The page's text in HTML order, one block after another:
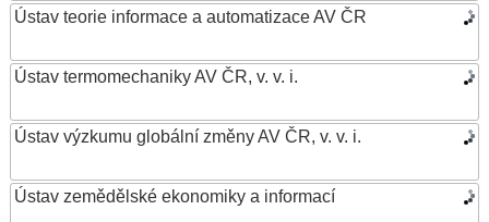
Ústav teorie informace a automatizace AV ČR
Ústav termomechaniky AV ČR, v. v. i.
Ústav výzkumu globální změny AV ČR, v. v. i.
Ústav zemědělské ekonomiky a informací